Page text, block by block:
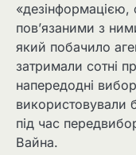
«дезінформацією,
пов’язаними з
який побачило
затримали сотні
напередодні
використовували
під час
Вайна.